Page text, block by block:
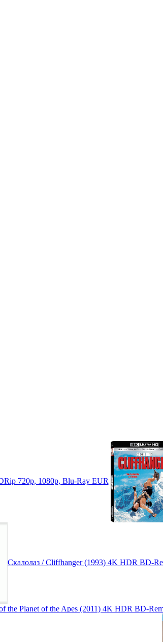
720p, 1080p, Blu-Ray EUR
Скалолаз / Cliffhanger (1993) 4K HDR BD-